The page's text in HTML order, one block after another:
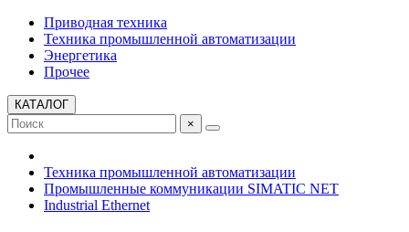
Приводная техника
Техника промышленной автоматизации
Энергетика
Прочее
КАТАЛОГ
×
Техника промышленной автоматизации
Промышленные коммуникации SIMATIC NET
Industrial Ethernet